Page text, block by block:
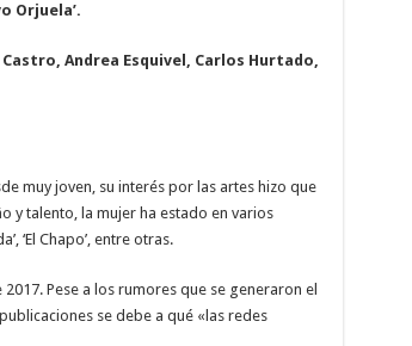
Orjuela’.
Andrea Esquivel, Carlos Hurtado,
muy joven, su interés por las artes hizo que
y talento, la mujer ha estado en varios
‘El Chapo’, entre otras.
Pese a los rumores que se generaron el
se debe a qué «las redes